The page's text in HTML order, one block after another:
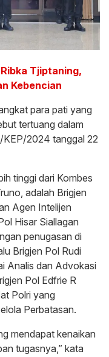
Tjiptaning,
Kebencian
para pati yang
tertuang dalam
2024 tanggal 22
tinggi dari Kombes
adalah Brigjen
Agen Intelijen
Hisar Siallagan
penugasan di
Brigjen Pol Rudi
Analis dan Advokasi
Pol Edfrie R
Polri yang
Perbatasan.
mendapat kenaikan
tugasnya,” kata